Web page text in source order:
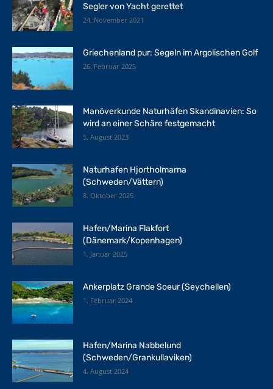
Segler von Yacht gerettet
24. November 2021
Griechenland pur: Segeln im Argolischen Golf
26. Februar 2025
Manöverkunde Naturhäfen Skandinavien: So
wird an einer Schäre festgemacht
5. August 2023
Naturhafen Hjortholmarna
(Schweden/Vättern)
8. Oktober 2025
Hafen/Marina Flakfort
(Dänemark/Kopenhagen)
1. Januar 2025
Ankerplatz Grande Soeur (Seychellen)
1. Februar 2024
Hafen/Marina Nabbelund
(Schweden/Grankullaviken)
4. August 2024